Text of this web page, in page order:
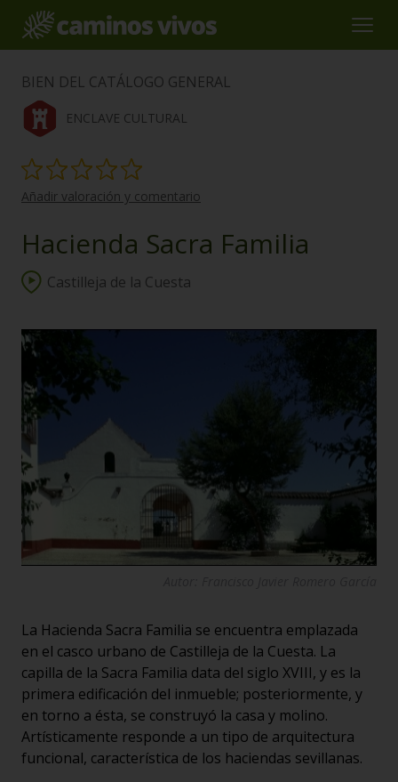
BIEN DEL CATÁLOGO GENERAL
ENCLAVE CULTURAL
Añadir valoración y comentario
Hacienda Sacra Familia
Castilleja de la Cuesta
La Hacienda Sacra Familia se encuentra emplazada
en el casco urbano de Castilleja de la Cuesta. La
capilla de la Sacra Familia data del siglo XVIII, y es la
primera edificación del inmueble; posteriormente, y
en torno a ésta, se construyó la casa y molino.
Artísticamente responde a un tipo de arquitectura
funcional, característica de los haciendas sevillanas.